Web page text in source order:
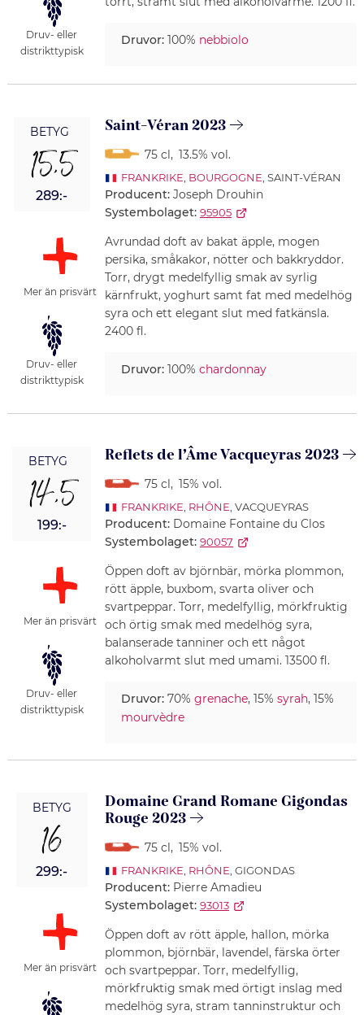
Druv- eller
distrikttypisk
Druvor:100% nebbiolo
BETYG
15,5
289:-
Mer än prisvärt
Druv- eller
distrikttypisk
Saint-Véran 2023
75 cl, 13.5% vol.
FRANKRIKE BOURGOGNE , SAINT-VÉRAN
Producent: Joseph Drouhin
Systembolaget: 95905
Avrundad doft av bakat äpple, mogen
persika, småkakor, nötter och bakkryddor.
Torr, drygt medelfyllig smak av syrlig
kärnfrukt, yoghurt samt fat med medelhög
syra och ett elegant slut med fatkänsla.
2400 fl.
Druvor:100% chardonnay
BETYG
14,5
199:-
Mer än prisvärt
Druv- eller
distrikttypisk
Reflets de l’Âme Vacqueyras 2023
75 cl, 15% vol.
FRANKRIKE RHÔNE , VACQUEYRAS
Producent: Domaine Fontaine du Clos
Systembolaget: 90057
Öppen doft av björnbär, mörka plommon,
rött äpple, buxbom, svarta oliver och
svartpeppar. Torr, medelfyllig, mörkfruktig
och örtig smak med medelhög syra,
balanserade tanniner och ett något
alkoholvarmt slut med umami. 13500 fl.
Druvor:70% grenache, 15% syrah, 15%
mourvèdre
BETYG
16
299:-
Mer än prisvärt
Domaine Grand Romane Gigondas
Rouge 2023
75 cl, 15% vol.
FRANKRIKE RHÔNE , GIGONDAS
Producent: Pierre Amadieu
Systembolaget: 93013
Öppen doft av rött äpple, hallon, mörka
plommon, björnbär, lavendel, färska örter
och svartpeppar. Torr, medelfyllig,
mörkfruktig smak med örtigt inslag med
medelhög syra, stram tanninstruktur och